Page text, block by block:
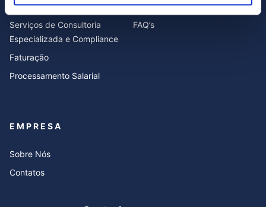
Contabilidade
Serviços de Consultoria
Especializada e Compliance
Faturação
Processamento Salarial
Blog
FAQ’s
EMPRESA
Sobre Nós
Contatos